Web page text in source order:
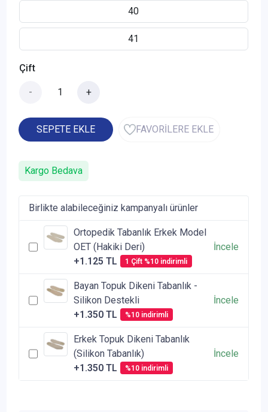
40
41
Çift
- +
SEPETE EKLE FAVORİLERE EKLE
Kargo Bedava
Birlikte alabileceğiniz kampanyalı ürünler
Ortopedik Tabanlık Erkek Model
OET (Hakiki Deri)
+1.125 TL
1 Çift %10 indirimli
İncele
Bayan Topuk Dikeni Tabanlık -
Silikon Destekli
+1.350 TL
%10 indirimli
İncele
Erkek Topuk Dikeni Tabanlık
(Silikon Tabanlık)
+1.350 TL
%10 indirimli
İncele